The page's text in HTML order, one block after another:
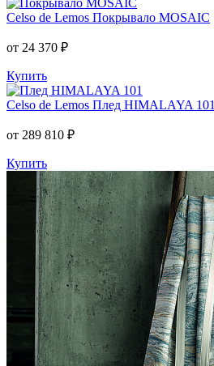
Celso de Lemos Покрывало MOSAIC
от 24 370 ₽
Купить
Celso de Lemos Плед HIMALAYA 101
от 289 810 ₽
Купить